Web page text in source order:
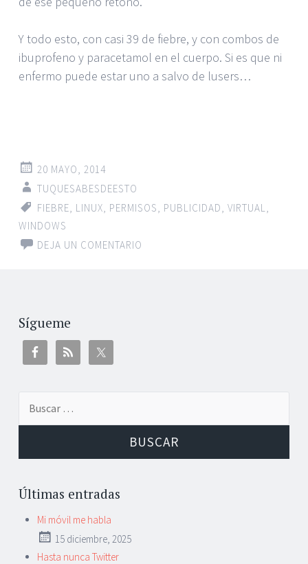
Y todo esto, con casi 39 de fiebre, y con combos de
ibuprofeno y paracetamol en el cuerpo. Si es que ni
enfermo puede estar uno a salvo de lusers…
20 MAYO, 2014
TUQUESABESDEESTO
FIEBRE, LINUX, PERMISOS, PUBLICIDAD, VIRTUAL,
WINDOWS
DEJA UN COMENTARIO
Sígueme
Últimas entradas
Mi móvil me habla
15 diciembre, 2025
Hasta nunca Twitter